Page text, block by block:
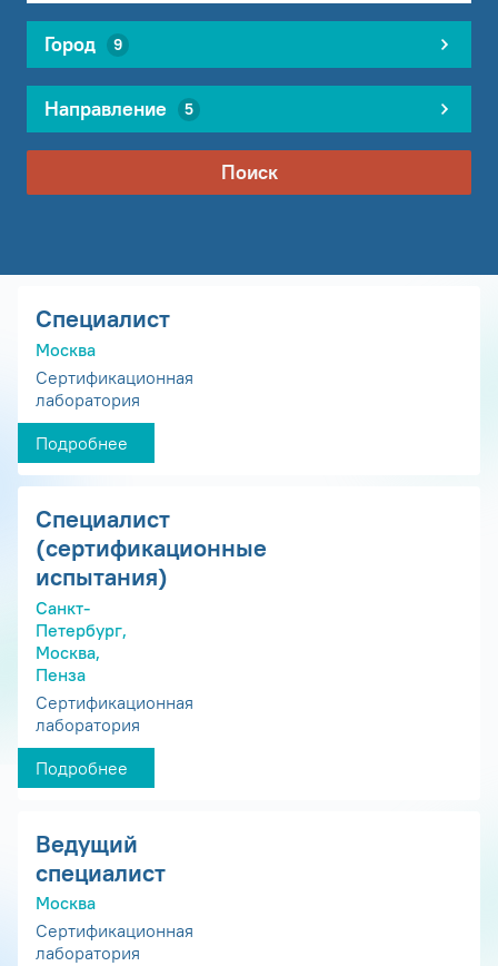
Город 9
Направление 5
Поиск
Специалист
Москва
Сертификационная
лаборатория
Подробнее
Специалист
(сертификационные
испытания)
Санкт-
Петербург,
Москва,
Пенза
Сертификационная
лаборатория
Подробнее
Ведущий
специалист
Москва
Сертификационная
лаборатория